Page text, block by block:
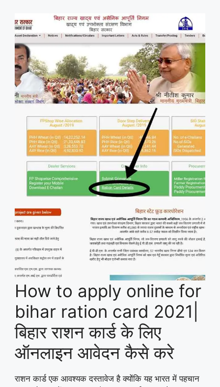
How to apply online for
bihar ration card 2021|
बिहार राशन कार्ड के लिए
ऑनलाइन आवेदन कैसे करे
राशन कार्ड एक आवश्यक दस्तावेज है क्योंकि यह भारत में पहचान